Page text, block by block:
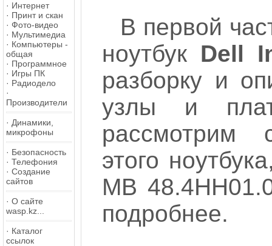
· Интернет
· Принт и скан
· Фото-видео
· Мультимедиа
· Компьютеры -
общая
· Программное
· Игры ПК
· Радиодело
·
Производители
· Динамики,
микрофоны
· Безопасность
· Телефония
· Создание
сайтов
· О сайте
wasp.kz...
· Каталог
ссылок
В первой
ноутбук Dell
разборку и
узлы и
рассмотрим
этого
MB
подробнее.